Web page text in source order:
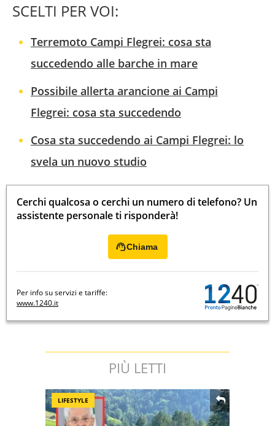
SCELTI PER VOI:
Terremoto Campi Flegrei: cosa sta
succedendo alle barche in mare
Possibile allerta arancione ai Campi
Flegrei: cosa sta succedendo
Cosa sta succedendo ai Campi Flegrei: lo
svela un nuovo studio
Cerchi qualcosa o cerchi un numero di telefono? Un
assistente personale ti risponderà!
Chiama
Per info su servizi e tariffe:
www.1240.it
PIÙ LETTI
LIFESTYLE